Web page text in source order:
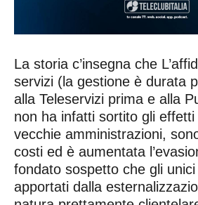
La storia c’insegna che
servizi (la gestione è durata
alla Teleservizi prima e alla
non ha infatti sortito gli
vecchie amministrazioni,
costi ed è aumentata
fondato sospetto che gli
apportati dalla